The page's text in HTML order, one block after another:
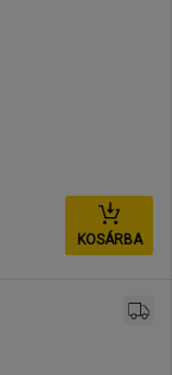
KOSÁRBA